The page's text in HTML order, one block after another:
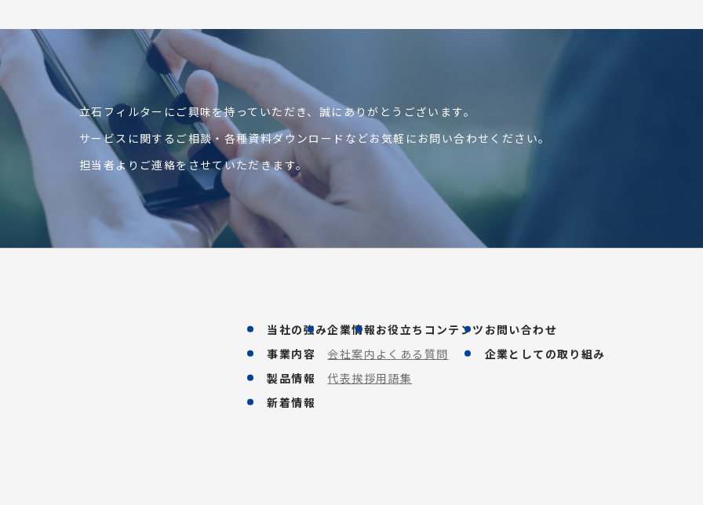
立石フィルターにご興味を持っていただき、 誠にありがとうございます。
サービスに関するご相談・各種資料ダウンロードなどお気軽にお問い合わせください。
担当者よりご連絡をさせていただきます。
当社の強み
事業内容
製品情報
新着情報
企業情報
会社案内
代表挨拶
お役立ちコンテンツ
よくある質問
用語集
お問い合わせ
企業としての取り組み